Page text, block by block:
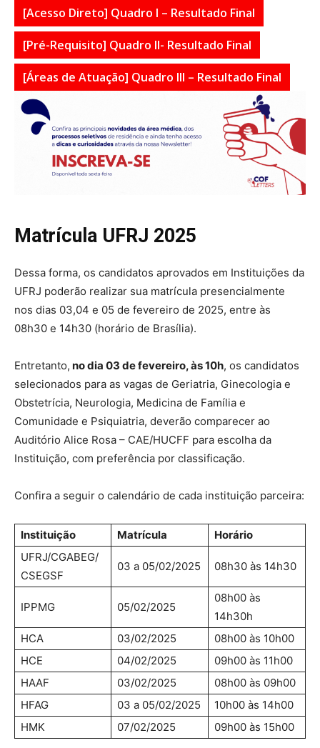
[Acesso Direto] Quadro I – Resultado Final
[Pré-Requisito] Quadro II- Resultado Final
[Áreas de Atuação] Quadro III – Resultado Final
Matrícula UFRJ 2025
Dessa forma, os candidatos aprovados em Instituições da
UFRJ poderão realizar sua matrícula presencialmente
nos dias 03,04 e 05 de fevereiro de 2025, entre às
08h30 e 14h30 (horário de Brasília).
Entretanto, no dia 03 de fevereiro, às 10h, os candidatos
selecionados para as vagas de Geriatria, Ginecologia e
Obstetrícia, Neurologia, Medicina de Família e
Comunidade e Psiquiatria, deverão comparecer ao
Auditório Alice Rosa – CAE/HUCFF para escolha da
Instituição, com preferência por classificação.
Confira a seguir o calendário de cada instituição parceira:
Instituição Matrícula
Horário
UFRJ/CGABEG/
CSEGSF
03 a 05/02/2025 08h30 às 14h30
IPPMG 05/02/2025
08h00 às
14h30h
HCA
03/02/2025
08h00 às 10h00
HCE
04/02/2025
09h00 às 11h00
HAAF
03/02/2025
08h00 às 09h00
HFAG
03 a 05/02/2025
10h00 às 14h00
HMK
07/02/2025 09h00 às 15h00